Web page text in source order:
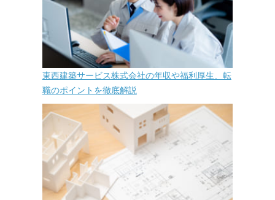
東西建築サービス株式会社の年収や福利厚生、転
職のポイントを徹底解説